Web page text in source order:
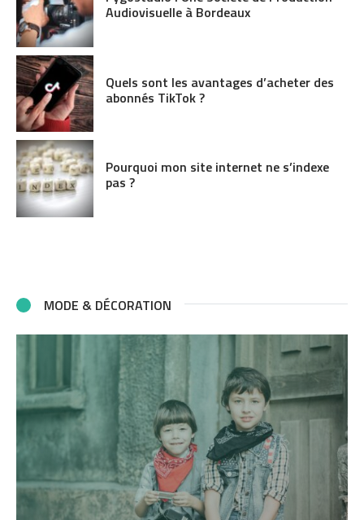
Audiovisuelle à Bordeaux
Quels sont les avantages d’acheter des
abonnés TikTok ?
Pourquoi mon site internet ne s’indexe
pas ?
MODE & DÉCORATION